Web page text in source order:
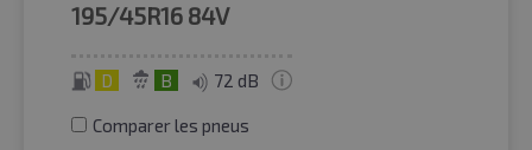
195/45R16 84V
D B 72 dB
Comparer les pneus